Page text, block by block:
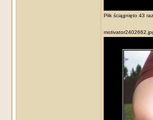
Plik ściągnięto 43